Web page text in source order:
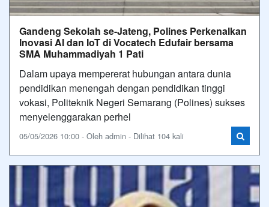
Gandeng Sekolah se-Jateng, Polines Perkenalkan
Inovasi AI dan IoT di Vocatech Edufair bersama
SMA Muhammadiyah 1 Pati
Dalam upaya mempererat hubungan antara dunia
pendidikan menengah dengan pendidikan tinggi
vokasi, Politeknik Negeri Semarang (Polines) sukses
menyelenggarakan perhel
05/05/2026 10:00 - Oleh admin - Dilihat 104 kali